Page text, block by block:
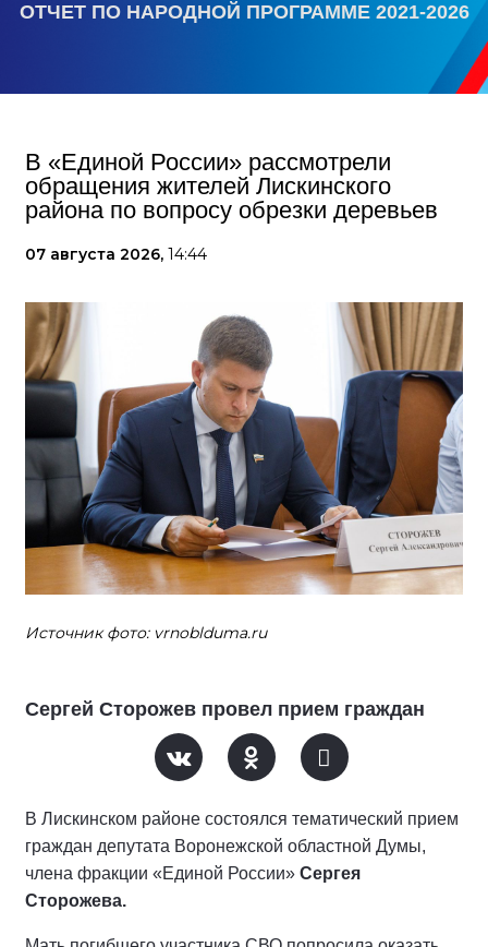
ОТЧЕТ ПО НАРОДНОЙ ПРОГРАММЕ 2021-2026
В «Единой России» рассмотрели
обращения жителей Лискинского
района по вопросу обрезки деревьев
07 августа 2026, 14:44
Источник фото: vrnoblduma.ru
Сергей Сторожев провел прием граждан
В Лискинском районе состоялся тематический прием
граждан депутата Воронежской областной Думы,
члена фракции «Единой России» Сергея
Сторожева.